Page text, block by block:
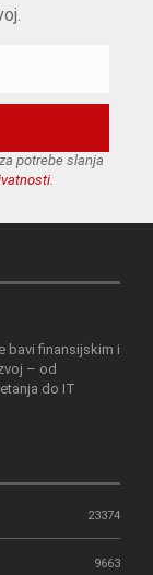
potrebe slanja
.
bavi finansijskim i
– od
do IT
23374
9663